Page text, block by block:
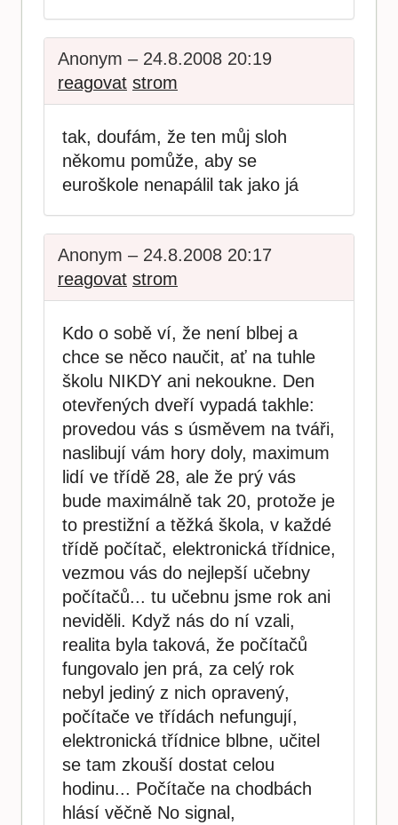
Anonym – 24.8.2008 20:19
reagovat strom
tak, doufám, že ten můj sloh
někomu pomůže, aby se
euroškole nenapálil tak jako já
Anonym – 24.8.2008 20:17
reagovat strom
Kdo o sobě ví, že není blbej a
chce se něco naučit, ať na tuhle
školu NIKDY ani nekoukne. Den
otevřených dveří vypadá takhle:
provedou vás s úsměvem na tváři,
naslibují vám hory doly, maximum
lidí ve třídě 28, ale že prý vás
bude maximálně tak 20, protože je
to prestižní a těžká škola, v každé
třídě počítač, elektronická třídnice,
vezmou vás do nejlepší učebny
počítačů... tu učebnu jsme rok ani
neviděli. Když nás do ní vzali,
realita byla taková, že počítačů
fungovalo jen prá, za celý rok
nebyl jediný z nich opravený,
počítače ve třídách nefungují,
elektronická třídnice blbne, učitel
se tam zkouší dostat celou
hodinu... Počítače na chodbách
hlásí věčně No signal,